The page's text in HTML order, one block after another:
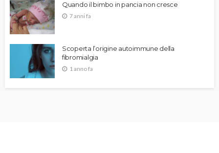
Quando il bimbo in pancia non cresce
7 anni fa
Scoperta l’origine autoimmune della
fibromialgia
1 anno fa